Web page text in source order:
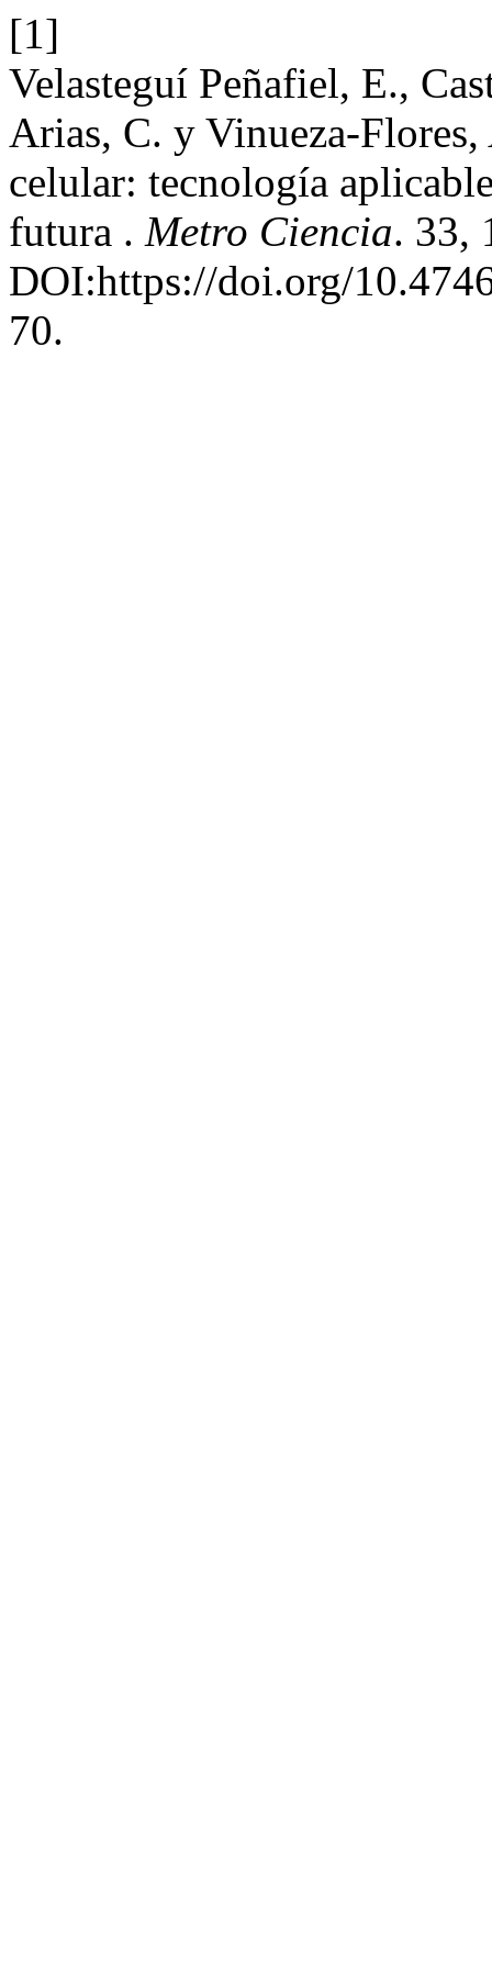
[1]
Velasteguí Peñafiel, E.,
Arias, C. y Vinueza-
celular: tecnología
futura . Metro Ciencia. 33,
DOI:https://doi.org/
70.